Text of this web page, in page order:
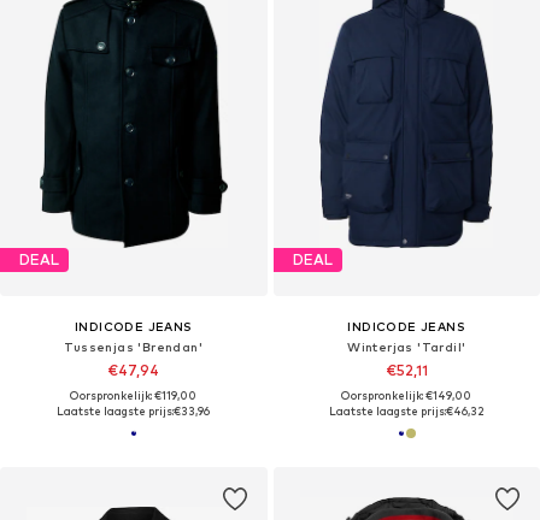
DEAL
INDICODE JEANS
Tussenjas 'Brendan'
€47,94
Oorspronkelijk: €119,00
Laatste laagste prijs:€33,96
DEAL
INDICODE JEANS
Winterjas 'Tardil'
€52,11
Oorspronkelijk: €149,00
Laatste laagste prijs:€46,32